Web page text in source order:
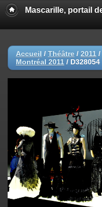
Mascarille, portail
Accueil / Théâtre / 2011 /
Montréal 2011 / D328054